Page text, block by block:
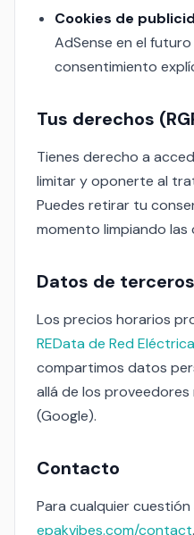
Cookies de
AdSense en el
consentimiento
Tus derechos
Tienes derecho a
limitar y oponerte al
Puedes retirar tu
momento limpiando
Datos de terceros
Los precios horarios
REData de Red
compartimos datos
allá de los
(Google).
Contacto
Para cualquier
epakvibes.com/contact.